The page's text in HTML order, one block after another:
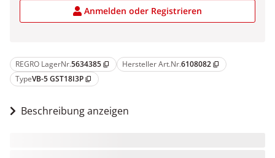
REGRO LagerNr.5634385 content_copy Hersteller Art.Nr.6108082 content_copy
TypeVB-5 GST18I3P content_copy
Beschreibung anzeigen
Anmelden oder Registrieren